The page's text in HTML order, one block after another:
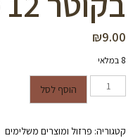
₪9.00
8 במלאי
כמות של דיבל מעץ בוק עגול בקוטר
הוסף לסל
קטגוריה: פרזול ומוצרים משלימים